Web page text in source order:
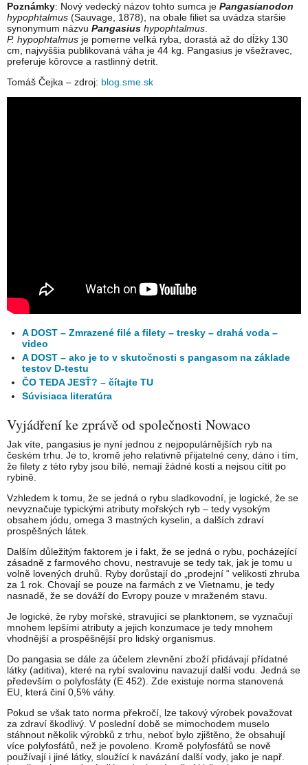
Poznámky: Nový vedecký názov tohto sumca je Pangasianodon
hypophtalmus (Sauvage, 1878), na obale filiet sa uvádza staršie
synonymum názvu Pangasius hypophtalmus
P. hypophtalmus je pomerne veľká ryba, dorastá až do dĺžky 130
cm, najvyššia publikovaná váha je 44 kg. Pangasius je všežravec,
preferuje kôrovce a rastlinný detrit.
Tomáš Čejka – zdroj: blog.sme.sk
A DOST – Zmrazené filé a filety – tresky – drahá voda –
video
A DOST – ako je to v skutočnosti s pangasom na základe
testov D-testu
ČO TEDA JESŤ? – čítajte TU
Súvisiaca literatúra
Vyjádření ke zprávě od společnosti Nowaco
Jak víte, pangasius je nyní jednou z nejpopulárnějších ryb na
českém trhu. Je to, kromě jeho relativně přijatelné ceny, dáno i tím,
že filety z této ryby jsou bílé, nemají žádné kosti a nejsou cítit po
rybině.
Vzhledem k tomu, že se jedná o rybu sladkovodní, je logické, že se
nevyznačuje typickými atributy mořských ryb – tedy vysokým
obsahem jódu, omega 3 mastných kyselin, a dalších zdraví
prospěšných látek.
Dalším důležitým faktorem je i fakt, že se jedná o rybu, pocházející
zásadně z farmového chovu, nestravuje se tedy tak, jak je tomu u
volně lovených druhů. Ryby dorůstají do „prodejní “ velikosti zhruba
za 1 rok. Chovají se pouze na farmách z ve Vietnamu, je tedy
nasnadě, že se dováží do Evropy pouze v mraženém stavu.
Je logické, že ryby mořské, stravující se planktonem, se vyznačují
mnohem lepšími atributy a jejich konzumace je tedy mnohem
vhodnější a prospěšnější pro lidský organismus.
Do pangasia se dále za účelem zlevnění zboží přidávají přídatné
látky (aditiva), které na rybí svalovinu navazují další vodu. Jedná se
především o polyfosfáty (E 452). Zde existuje norma stanovená
EU, která činí 0,5% váhy.
Pokud se však tato norma překročí, lze takový výrobek považovat
za zdraví škodlivý. V poslední době se mimochodem muselo
stáhnout několik výrobků z trhu, neboť bylo zjištěno, že obsahují
více polyfosfátů, než je povoleno. Kromě polyfosfátů se nově
používají i jiné látky, sloužící k navázání další vody, jako je např.